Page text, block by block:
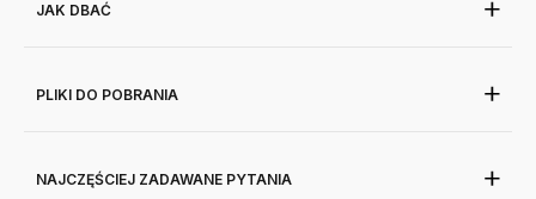
JAK DBAĆ
PLIKI DO POBRANIA
NAJCZĘŚCIEJ ZADAWANE PYTANIA